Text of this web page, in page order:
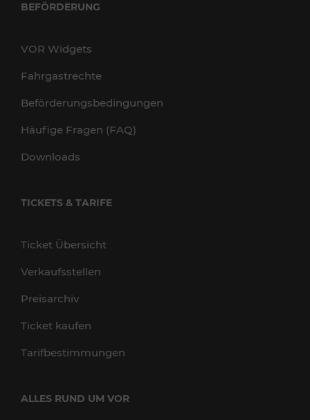
BEFÖRDERUNG
VOR Widgets
Fahrgastrechte
Beförderungsbedingungen
Häufige Fragen (FAQ)
Downloads
TICKETS & TARIFE
Ticket Übersicht
Verkaufsstellen
Preisarchiv
Ticket kaufen
Tarifbestimmungen
ALLES RUND UM VOR